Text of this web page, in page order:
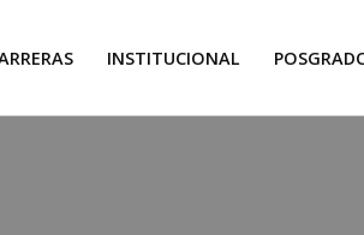
INSTITUCIONAL